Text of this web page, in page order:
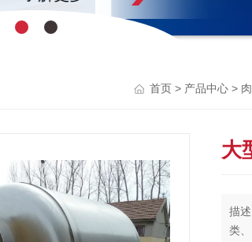
首页 > 产品中心 >
大
描
类